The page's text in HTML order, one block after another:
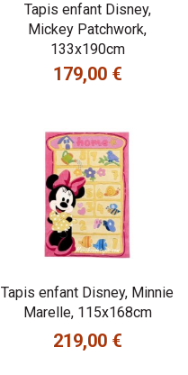
Tapis enfant Disney,
Mickey Patchwork,
133x190cm
Prix
179,00 €
Tapis enfant Disney, Minnie
Marelle, 115x168cm
Prix
219,00 €